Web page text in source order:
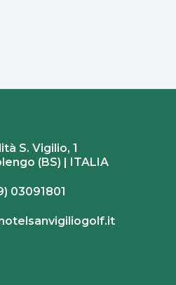
S. Vigilio, 1
(BS) | ITALIA
03091801